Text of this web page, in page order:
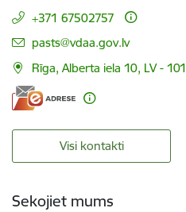
+371 67502757
E-pasts:
pasts@vdaa.gov.lv
Rīga, Alberta iela 10, LV -
Visi kontakti
Sekojiet mums